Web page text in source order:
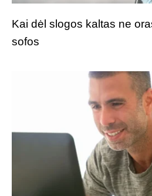
Kai dėl slogos kaltas ne
sofos